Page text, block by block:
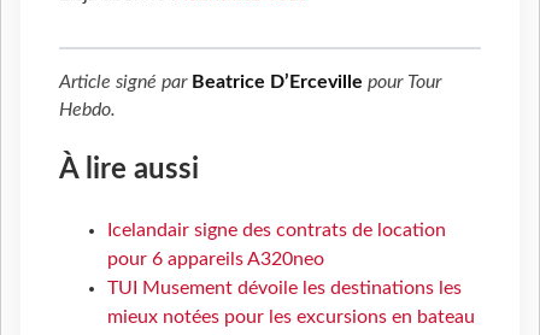
Article signé par Beatrice D’Erceville pour Tour
Hebdo.
À lire aussi
Icelandair signe des contrats de location
pour 6 appareils A320neo
TUI Musement dévoile les destinations les
mieux notées pour les excursions en bateau